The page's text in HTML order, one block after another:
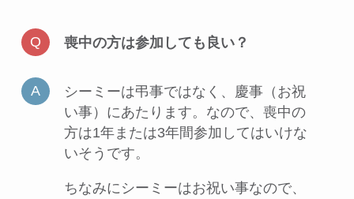
喪中の方は参加しても良い？
シーミーは弔事ではなく、慶事（お祝
い事）にあたります。なので、喪中の
方は1年または3年間参加してはいけな
いそうです。
ちなみにシーミーはお祝い事なので、